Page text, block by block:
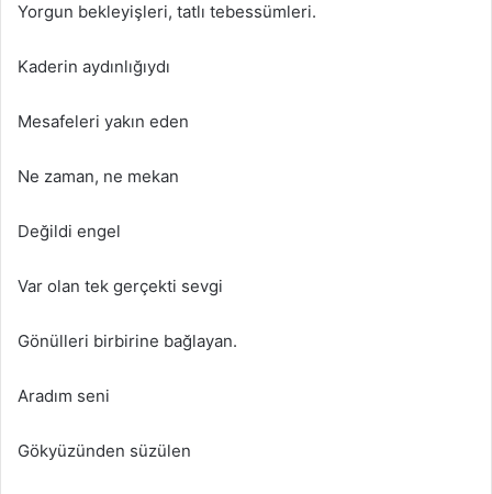
Yorgun bekleyişleri, tatlı tebessümleri.
Kaderin aydınlığıydı
Mesafeleri yakın eden
Ne zaman, ne mekan
Değildi engel
Var olan tek gerçekti sevgi
Gönülleri birbirine bağlayan.
Aradım seni
Gökyüzünden süzülen